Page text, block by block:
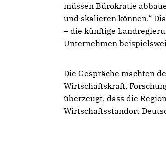
müssen Bürokratie
und skalieren können.“
– die künftige
Unternehmen
Die Gespräche machten
Wirtschaftskraft,
überzeugt, dass die
Wirtschaftsstandort